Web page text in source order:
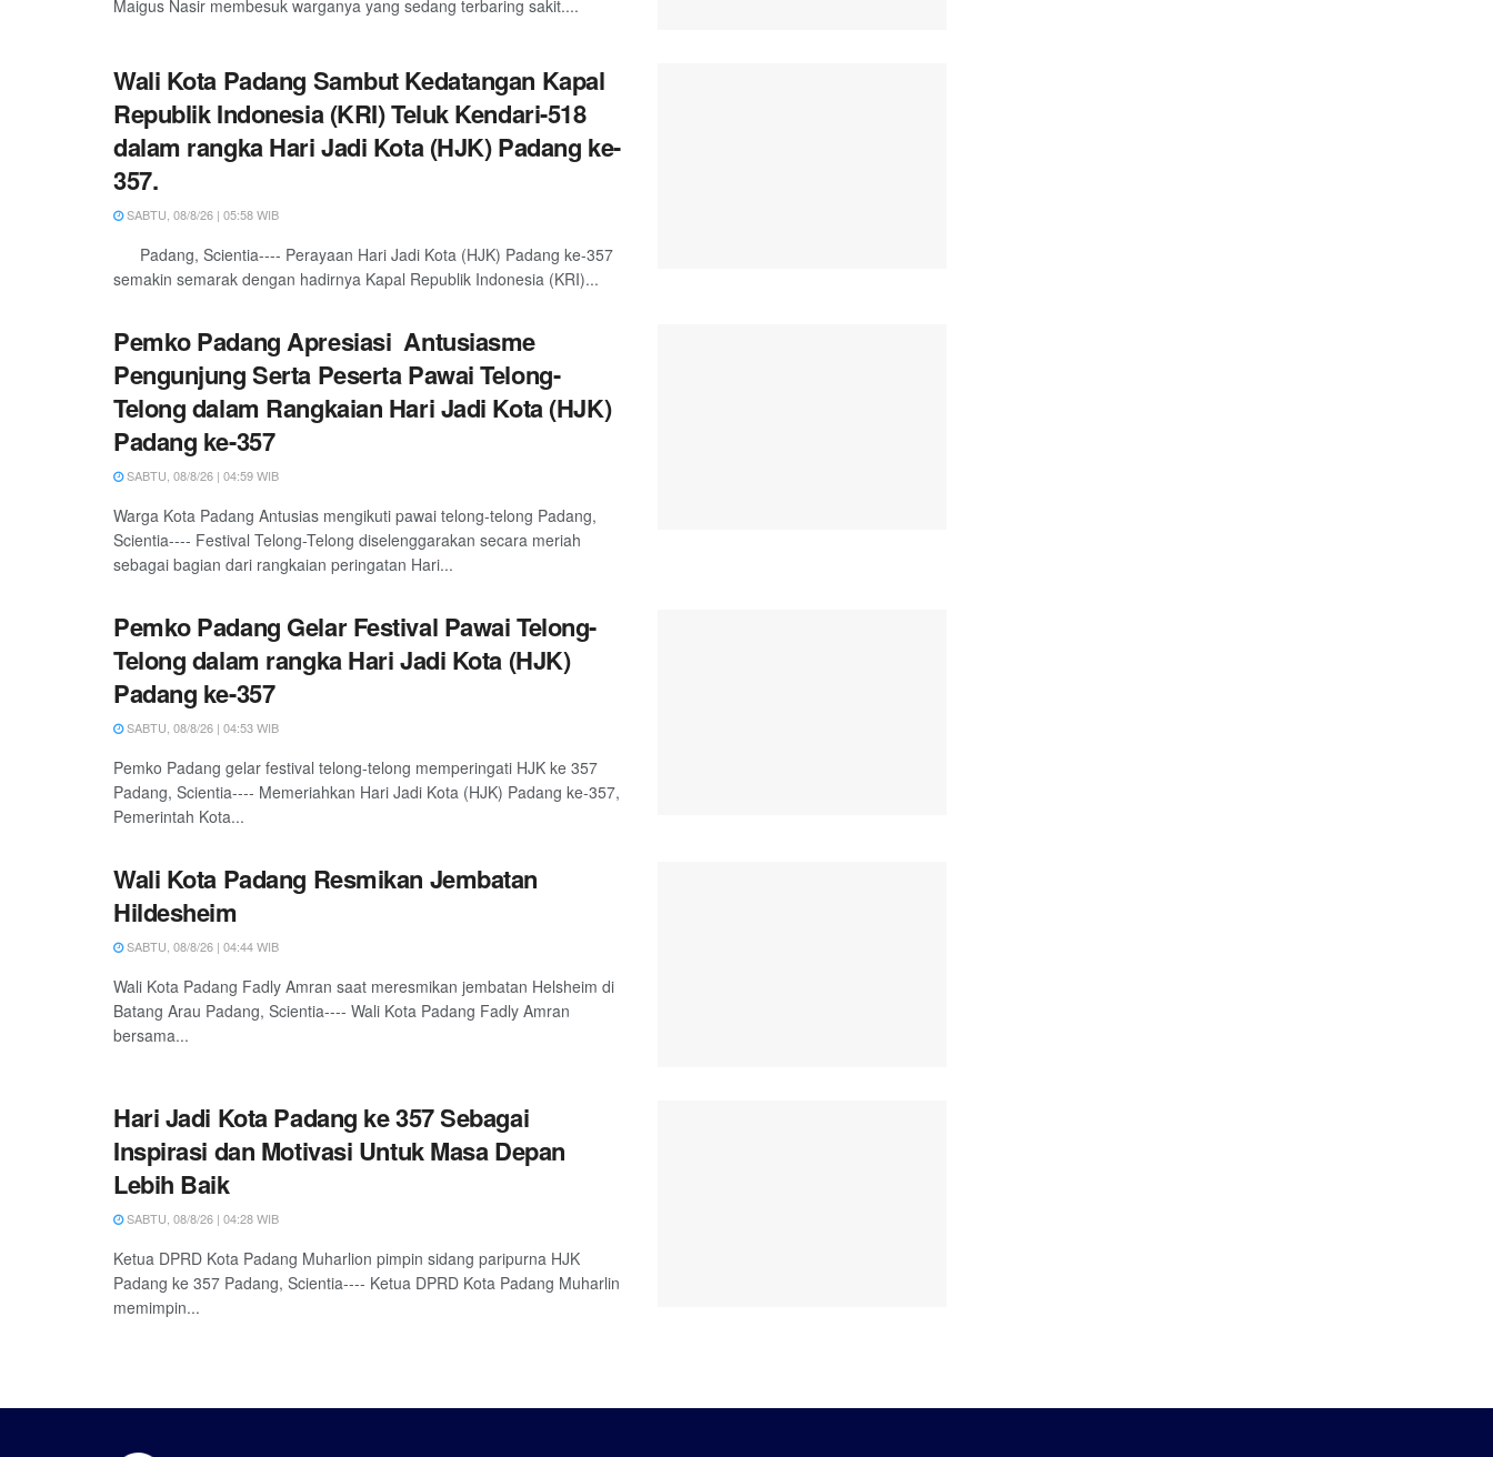
Maigus Nasir membesuk warganya yang sedang terbaring sakit....
Wali Kota Padang Sambut Kedatangan Kapal
Republik Indonesia (KRI) Teluk Kendari-518
dalam rangka Hari Jadi Kota (HJK) Padang ke-
357.
SABTU, 08/8/26 | 05:58 WIB
Padang, Scientia---- Perayaan Hari Jadi Kota (HJK) Padang ke-357
semakin semarak dengan hadirnya Kapal Republik Indonesia (KRI)...
Pemko Padang Apresiasi Antusiasme
Pengunjung Serta Peserta Pawai Telong-
Telong dalam Rangkaian Hari Jadi Kota (HJK)
Padang ke-357
SABTU, 08/8/26 | 04:59 WIB
Warga Kota Padang Antusias mengikuti pawai telong-telong Padang,
Scientia---- Festival Telong-Telong diselenggarakan secara meriah
sebagai bagian dari rangkaian peringatan Hari...
Pemko Padang Gelar Festival Pawai Telong-
Telong dalam rangka Hari Jadi Kota (HJK)
Padang ke-357
SABTU, 08/8/26 | 04:53 WIB
Pemko Padang gelar festival telong-telong memperingati HJK ke 357
Padang, Scientia---- Memeriahkan Hari Jadi Kota (HJK) Padang ke-357,
Pemerintah Kota...
Wali Kota Padang Resmikan Jembatan
Hildesheim
SABTU, 08/8/26 | 04:44 WIB
Wali Kota Padang Fadly Amran saat meresmikan jembatan Helsheim di
Batang Arau Padang, Scientia---- Wali Kota Padang Fadly Amran
bersama...
Hari Jadi Kota Padang ke 357 Sebagai
Inspirasi dan Motivasi Untuk Masa Depan
Lebih Baik
SABTU, 08/8/26 | 04:28 WIB
Ketua DPRD Kota Padang Muharlion pimpin sidang paripurna HJK
Padang ke 357 Padang, Scientia---- Ketua DPRD Kota Padang Muharlin
memimpin...